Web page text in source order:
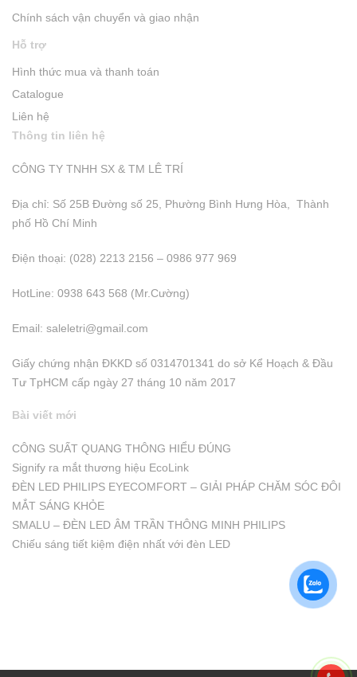
Chính sách vận chuyển và giao nhận
Hỗ trợ
Hình thức mua và thanh toán
Catalogue
Liên hệ
Thông tin liên hệ
CÔNG TY TNHH SX & TM LÊ TRÍ
Địa chỉ: Số 25B Đường số 25, Phường Bình Hưng Hòa, Thành
phố Hồ Chí Minh
Điện thoại: (028) 2213 2156 – 0986 977 969
HotLine: 0938 643 568 (Mr.Cường)
Email: saleletri@gmail.com
Giấy chứng nhận ĐKKD số 0314701341 do sở Kể Hoạch & Đầu
Tư TpHCM cấp ngày 27 tháng 10 năm 2017
Bài viết mới
CÔNG SUẤT QUANG THÔNG HIỂU ĐÚNG
Signify ra mắt thương hiệu EcoLink
ĐÈN LED PHILIPS EYECOMFORT – GIẢI PHÁP CHĂM SÓC ĐÔI
MẮT SÁNG KHỎE
SMALU – ĐÈN LED ÂM TRẦN THÔNG MINH PHILIPS
Chiếu sáng tiết kiệm điện nhất với đèn LED